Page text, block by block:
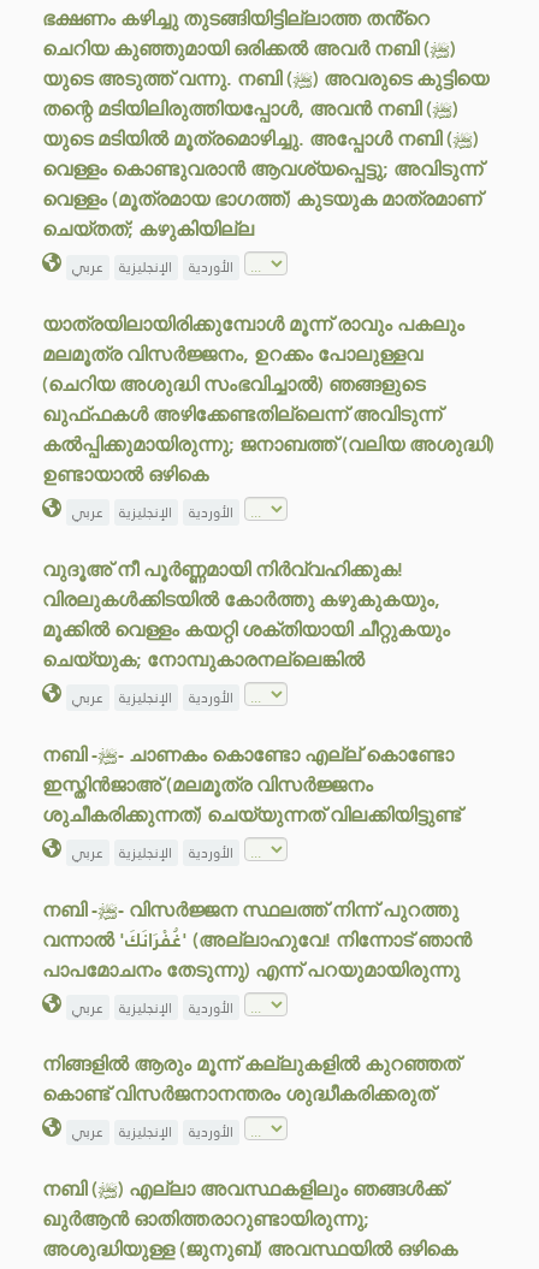
ഭക്ഷണം കഴിച്ചു തുടങ്ങിയിട്ടില്ലാത്ത തൻ്റെ
ചെറിയ കുഞ്ഞുമായി ഒരിക്കൽ അവർ നബി (ﷺ)
യുടെ അടുത്ത് വന്നു. നബി (ﷺ) അവരുടെ കുട്ടിയെ
തന്റെ മടിയിലിരുത്തിയപ്പോൾ, അവൻ നബി (ﷺ)
യുടെ മടിയിൽ മൂത്രമൊഴിച്ചു. അപ്പോൾ നബി (ﷺ)
വെള്ളം കൊണ്ടുവരാൻ ആവശ്യപ്പെട്ടു; അവിടുന്ന്
വെള്ളം (മൂത്രമായ ഭാഗത്ത്) കുടയുക മാത്രമാണ്
ചെയ്തത്; കഴുകിയില്ല
عربي الإنجليزية الأوردية
യാത്രയിലായിരിക്കുമ്പോൾ മൂന്ന് രാവും പകലും
മലമൂത്ര വിസർജ്ജനം, ഉറക്കം പോലുള്ളവ
(ചെറിയ അശുദ്ധി സംഭവിച്ചാൽ) ഞങ്ങളുടെ
ഖുഫ്ഫകൾ അഴിക്കേണ്ടതില്ലെന്ന് അവിടുന്ന്
കൽപ്പിക്കുമായിരുന്നു; ജനാബത്ത് (വലിയ അശുദ്ധി)
ഉണ്ടായാൽ ഒഴികെ
عربي الإنجليزية الأوردية
വുദൂഅ് നീ പൂർണ്ണമായി നിർവ്വഹിക്കുക!
വിരലുകൾക്കിടയിൽ കോർത്തു കഴുകുകയും,
മൂക്കിൽ വെള്ളം കയറ്റി ശക്തിയായി ചീറ്റുകയും
ചെയ്യുക; നോമ്പുകാരനല്ലെങ്കിൽ
عربي الإنجليزية الأوردية
നബി -ﷺ- ചാണകം കൊണ്ടോ എല്ല് കൊണ്ടോ
ഇസ്തിൻജാഅ് (മലമൂത്ര വിസർജ്ജനം
ശുചീകരിക്കുന്നത്) ചെയ്യുന്നത് വിലക്കിയിട്ടുണ്ട്
عربي الإنجليزية الأوردية
നബി -ﷺ- വിസർജ്ജന സ്ഥലത്ത് നിന്ന് പുറത്തു
വന്നാൽ 'غُفْرَانَكَ' (അല്ലാഹുവേ! നിന്നോട് ഞാൻ
പാപമോചനം തേടുന്നു) എന്ന് പറയുമായിരുന്നു
عربي الإنجليزية الأوردية
നിങ്ങളിൽ ആരും മൂന്ന് കല്ലുകളിൽ കുറഞ്ഞത്
കൊണ്ട് വിസർജനാനന്തരം ശുദ്ധീകരിക്കരുത്
عربي الإنجليزية الأوردية
നബി (ﷺ) എല്ലാ അവസ്ഥകളിലും ഞങ്ങൾക്ക്
ഖുർആൻ ഓതിത്തരാറുണ്ടായിരുന്നു;
അശുദ്ധിയുള്ള (ജുനുബ്) അവസ്ഥയിൽ ഒഴികെ